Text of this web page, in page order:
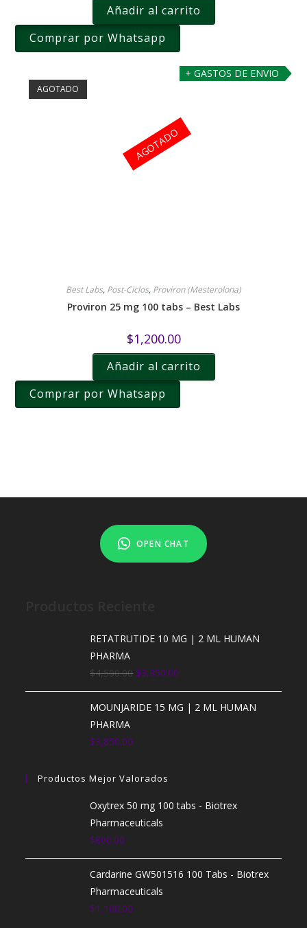
Añadir al carrito
Comprar por Whatsapp
+ GASTOS DE ENVIO
AGOTADO
Best Labs, Post-Ciclos, Proviron (Mesterolona)
Proviron 25 mg 100 tabs – Best Labs
$1,200.00
Añadir al carrito
AGOTADO
Comprar por Whatsapp
OPEN CHAT
RETATRUTIDE 10 MG | 2 ML HUMAN
PHARMA
$4,500.00 $3,850.00
MOUNJARIDE 15 MG | 2 ML HUMAN
PHARMA
$3,850.00
Productos Mejor Valorados
Oxytrex 50 mg 100 tabs - Biotrex
Pharmaceuticals
$800.00
Cardarine GW501516 100 Tabs - Biotrex
Pharmaceuticals
$1,100.00